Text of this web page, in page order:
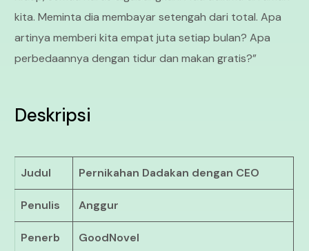
kita. Meminta dia membayar setengah dari total. Apa
artinya memberi kita empat juta setiap bulan? Apa
perbedaannya dengan tidur dan makan gratis?”
Deskripsi
Judul Pernikahan Dadakan dengan CEO
Penulis Anggur
Penerb GoodNovel